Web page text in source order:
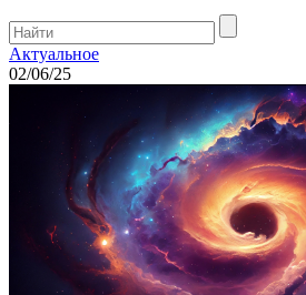
Актуальное
02/06/25